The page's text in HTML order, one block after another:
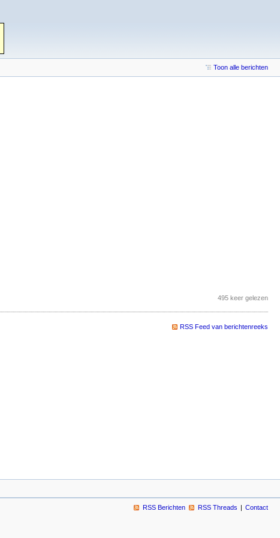
Toon alle berichten
495 keer gelezen
RSS Feed van berichtenreeks
RSS Berichten RSS Threads Contact